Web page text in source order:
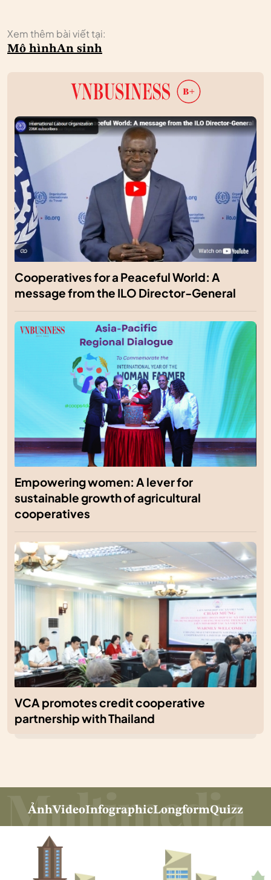
Xem thêm bài viết tại:
Mô hìnhAn sinh
Cooperatives for a Peaceful World: A
message from the ILO Director-General
Empowering women: A lever for
sustainable growth of agricultural
cooperatives
VCA promotes credit cooperative
partnership with Thailand
ẢnhVideoInfographicLongformQuizz